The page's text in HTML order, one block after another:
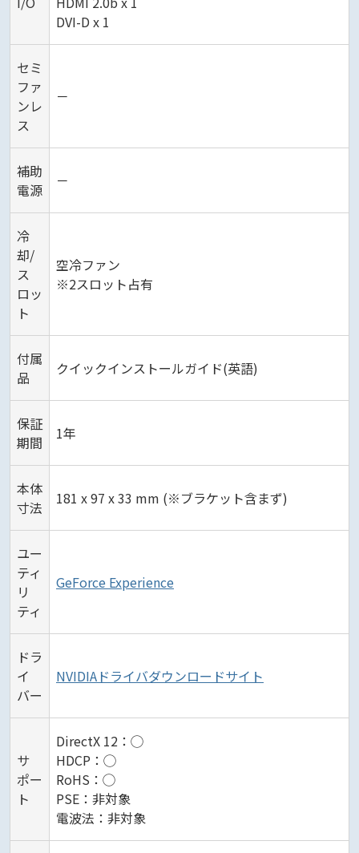
DVI-D x 1
セミ
ファ
ンレ
ス
－
補助
電源
－
冷
却/
ス
ロッ
ト
空冷ファン
※2スロット占有
付属
品
クイックインストールガイド(英語)
保証
期間
1年
本体
寸法
181 x 97 x 33 mm (※ブラケット含まず)
ユー
ティ
リ
ティ
GeForce Experience
ドラ
イ
バー
NVIDIAドライバダウンロードサイト
サ
ポー
ト
DirectX 12：◯
HDCP：◯
RoHS：◯
PSE：非対象
電波法：非対象